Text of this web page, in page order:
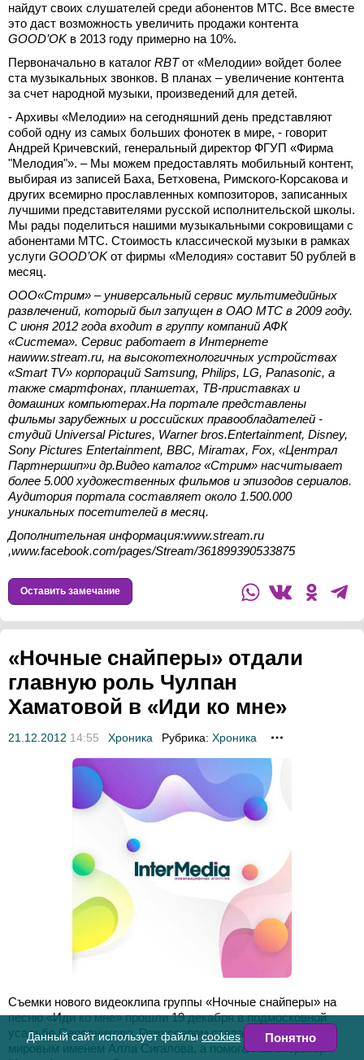
найдут своих слушателей среди абонентов МТС. Все вместе
это даст возможность увеличить продажи контента
GOOD’OKв 2013 году примерно на 10%.
Первоначально в каталог RBTот «Мелодии» войдет более
ста музыкальных звонков. В планах – увеличение контента
за счет народной музыки, произведений для детей.
- Архивы «Мелодии» на сегодняшний день представляют
собой одну из самых больших фонотек в мире, - говорит
Андрей Кричевский, генеральный директор ФГУП «Фирма
"Мелодия"». – Мы можем предоставлять мобильный контент,
выбирая из записей Баха, Бетховена, Римского-Корсакова и
других всемирно прославленных композиторов, записанных
лучшими представителями русской исполнительской школы.
Мы рады поделиться нашими музыкальными сокровищами с
абонентами МТС. Стоимость классической музыки в рамках
услуги GOOD’OKот фирмы «Мелодия» составит 50 рублей в
месяц.
OOO«Стрим» – универсальный сервис мультимедийных
развлечений, который был запущен в ОАО МТС в 2009 году.
С июня 2012 года входит в группу компаний АФК
«Система». Сервис работает в Интернете
наwww.stream.ru, на высокотехнологичных устройствах
«Smart TV» корпораций Samsung, Philips, LG, Panasonic, а
также смартфонах, планшетах, ТВ-приставках и
домашних компьютерах.На портале представлены
фильмы зарубежных и российских правообладателей -
студий Universal Pictures, Warner bros.Entertainment, Disney,
Sony Pictures Entertainment, BBC, Miramax, Fox, «Централ
Партнершип»и др.Видео каталог «Стрим» насчитывает
более 5.000 художественных фильмов и эпизодов сериалов.
Аудитория портала составляет около 1.500.000
уникальных посетителей в месяц.
Дополнительная информация:www.stream.ru
,www.facebook.com/pages/Stream/361899390533875
Оставить замечание
«Ночные снайперы» отдали
главную роль Чулпан
Хаматовой в «Иди ко мне»
21.12.2012 14:55 Хроника Рубрика: Хроника
Съемки нового видеоклипа группы «Ночные снайперы» на
песню «Иди ко мне» прошли 19 декабря в подмосковной
усадьбе Середниково. Режиссером стала хореограф с
мировым именем Алла Сигалова, а помогал ей оператор
Данный сайт использует файлыcookies Понятно